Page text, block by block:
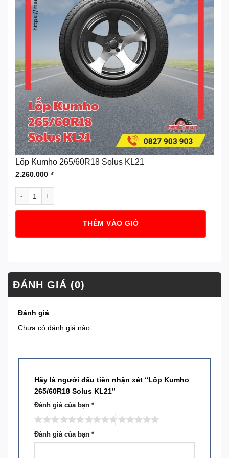
Lốp Kumho 265/60R18 Solus KL21
2.260.000 ₫
THÊM VÀO GIỎ
ĐÁNH GIÁ (0)
Đánh giá
Chưa có đánh giá nào.
Hãy là người đầu tiên nhận xét “Lốp Kumho
265/60R18 Solus KL21”
Đánh giá của bạn *
Đánh giá của bạn *